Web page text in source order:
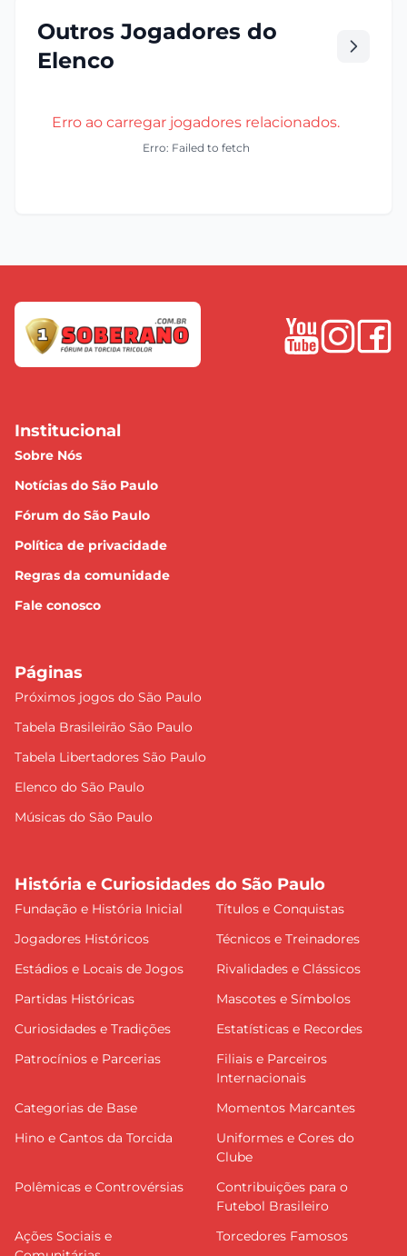
Outros Jogadores do
Elenco
Erro ao carregar jogadores relacionados.
Erro: Failed to fetch
Institucional
Sobre Nós
Notícias do São Paulo
Fórum do São Paulo
Política de privacidade
Regras da comunidade
Fale conosco
Páginas
Próximos jogos do São Paulo
Tabela Brasileirão São Paulo
Tabela Libertadores São Paulo
Elenco do São Paulo
Músicas do São Paulo
História e Curiosidades do São Paulo
Fundação e História Inicial
Títulos e Conquistas
Jogadores Históricos
Técnicos e Treinadores
Estádios e Locais de Jogos
Rivalidades e Clássicos
Partidas Históricas
Mascotes e Símbolos
Curiosidades e Tradições
Estatísticas e Recordes
Patrocínios e Parcerias
Filiais e Parceiros
Internacionais
Categorias de Base
Momentos Marcantes
Hino e Cantos da Torcida
Uniformes e Cores do
Clube
Polêmicas e Controvérsias
Contribuições para o
Futebol Brasileiro
Ações Sociais e
Torcedores Famosos